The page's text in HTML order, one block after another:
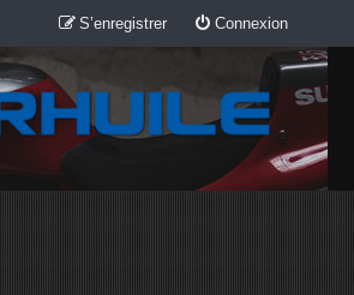
Connexion
S’enregistrer